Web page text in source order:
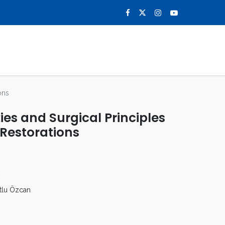
and Surgical Principles
Özcan